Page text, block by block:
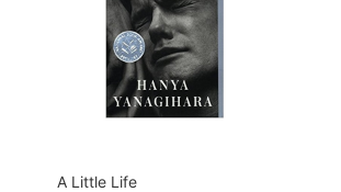
A Little Life